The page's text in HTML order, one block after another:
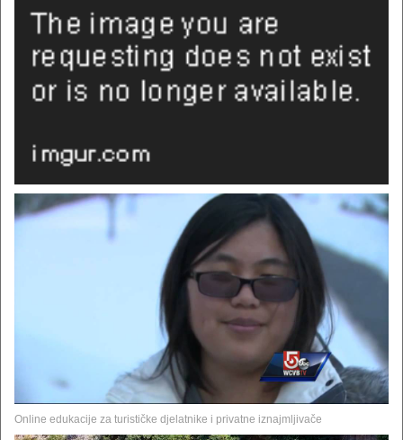
Online edukacije za turističke djelatnike i privatne iznajmljivače